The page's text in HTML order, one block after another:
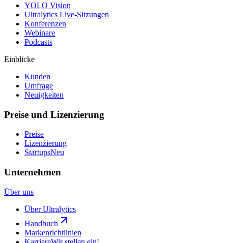
YOLO Vision
Ultralytics Live-Sitzungen
Konferenzen
Webinare
Podcasts
Einblicke
Kunden
Umfrage
Neuigkeiten
Preise und Lizenzierung
Preise
Lizenzierung
StartupsNeu
Unternehmen
Über uns
Über Ultralytics
Handbuch
Markenrichtlinien